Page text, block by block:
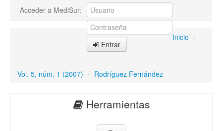
Archivos
Acceder a MediSur:
Entrar
Inicio /
Vol. 5, núm. 1 (2007) / Rodríguez Fernández
Herramientas